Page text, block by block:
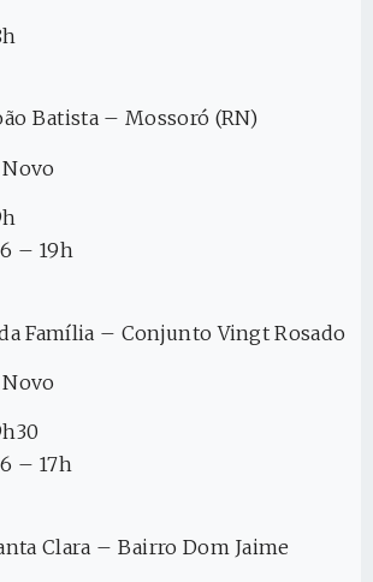
Batista – Mossoró (RN)
– 19h
Família – Conjunto Vingt Rosado
– 17h
Clara – Bairro Dom Jaime